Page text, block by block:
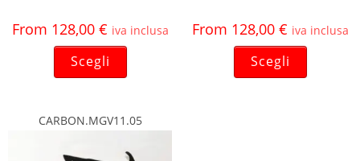
From 128,00 € iva inclusa
Scegli
From 128,00 € iva inclusa
Scegli
CARBON.MGV11.05